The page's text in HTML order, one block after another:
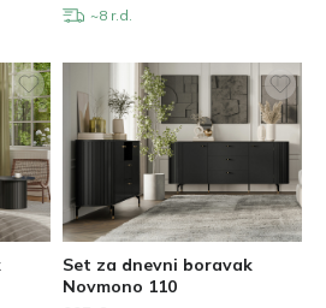
~8 r.d.
Set za dnevni boravak
Novmono 110